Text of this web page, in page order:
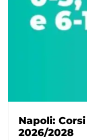
Napoli: Corsi
2026/2028